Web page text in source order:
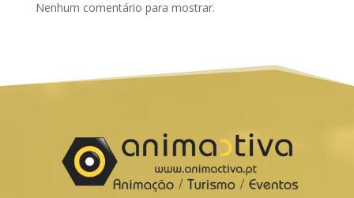
Nenhum comentário para mostrar.